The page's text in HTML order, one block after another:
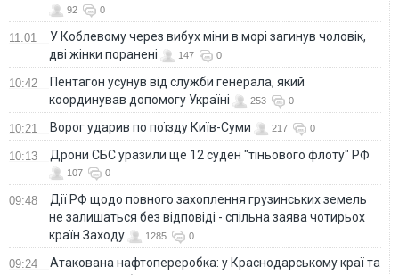
92 0
11:01
У Коблевому через вибух міни в морі загинув чоловік,
дві жінки поранені
147 0
10:42
Пентагон усунув від служби генерала, який
координував допомогу Україні
253 0
10:21 Ворог ударив по поїзду Київ-Суми 217 0
10:13 Дрони СБС уразили ще 12 суден "тіньового флоту" РФ
107 0
09:48
Дії РФ щодо повного захоплення грузинських земель
не залишаться без відповіді - спільна заява чотирьох
країн Заходу
1285 0
09:24
Атакована нафтопереробка: у Краснодарському краї та